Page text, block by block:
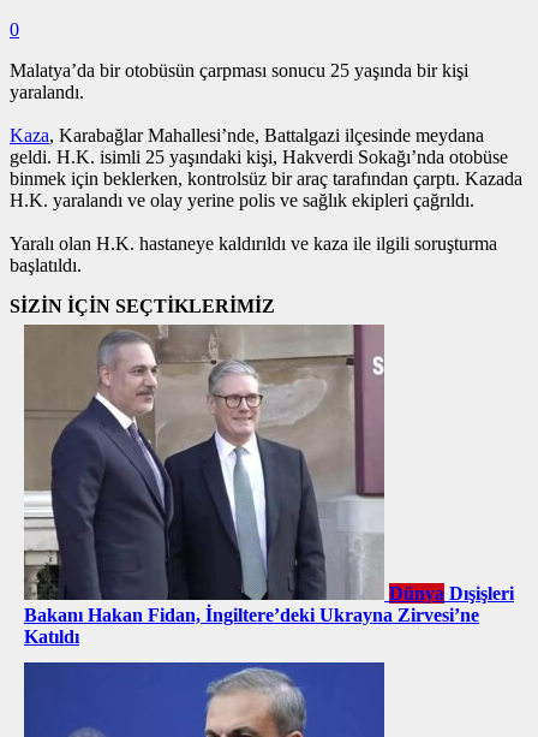
0
Malatya’da bir otobüsün çarpması sonucu 25 yaşında bir kişi
yaralandı.
Kaza, Karabağlar Mahallesi’nde, Battalgazi ilçesinde meydana
geldi. H.K. isimli 25 yaşındaki kişi, Hakverdi Sokağı’nda otobüse
binmek için beklerken, kontrolsüz bir araç tarafından çarptı. Kazada
H.K. yaralandı ve olay yerine polis ve sağlık ekipleri çağrıldı.
Yaralı olan H.K. hastaneye kaldırıldı ve kaza ile ilgili soruşturma
başlatıldı.
SİZİN İÇİN SEÇTİKLERİMİZ
Dünya Dışişleri
Bakanı Hakan Fidan, İngiltere’deki Ukrayna Zirvesi’ne
Katıldı